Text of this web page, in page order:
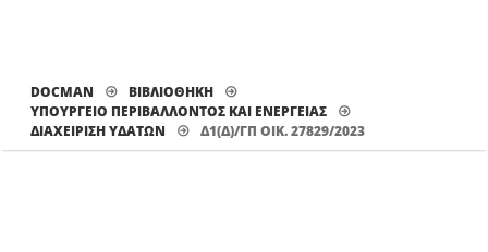
DOCMAN
ΒΙΒΛΙΟΘΗΚΗ
ΥΠΟΥΡΓΕΙΟ ΠΕΡΙΒΑΛΛΟΝΤΟΣ ΚΑΙ ΕΝΕΡΓΕΙΑΣ
ΔΙΑΧΕΊΡΙΣΗ ΥΔΆΤΩΝ
Δ1(Δ)/ΓΠ ΟΙΚ. 27829/2023